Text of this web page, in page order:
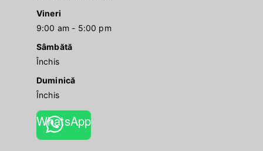
Vineri
9:00 am - 5:00 pm
Sâmbătă
Închis
Duminică
Închis
WhatsApp